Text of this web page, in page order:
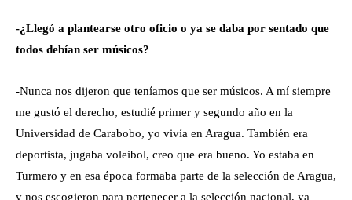
-¿Llegó a plantearse otro oficio o ya se daba por sentado que
todos debían ser músicos?
-Nunca nos dijeron que teníamos que ser músicos. A mí siempre
me gustó el derecho, estudié primer y segundo año en la
Universidad de Carabobo, yo vivía en Aragua. También era
deportista, jugaba voleibol, creo que era bueno. Yo estaba en
Turmero y en esa época formaba parte de la selección de Aragua,
y nos escogieron para pertenecer a la selección nacional, ya